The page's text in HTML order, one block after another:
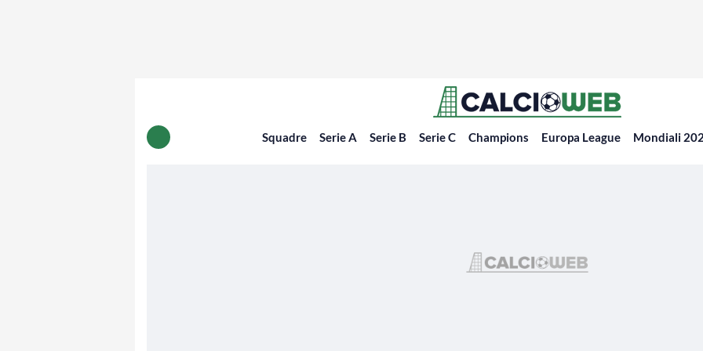
Squadre Serie A Serie B Serie C Champions Europa League Mondiali